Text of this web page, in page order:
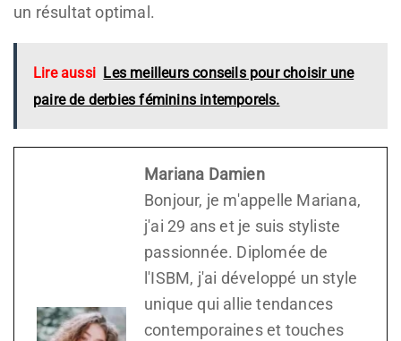
un résultat optimal.
Lire aussi Les meilleurs conseils pour choisir une
paire de derbies féminins intemporels.
Mariana Damien
Bonjour, je m'appelle Mariana,
j'ai 29 ans et je suis styliste
passionnée. Diplomée de
l'ISBM, j'ai développé un style
unique qui allie tendances
contemporaines et touches